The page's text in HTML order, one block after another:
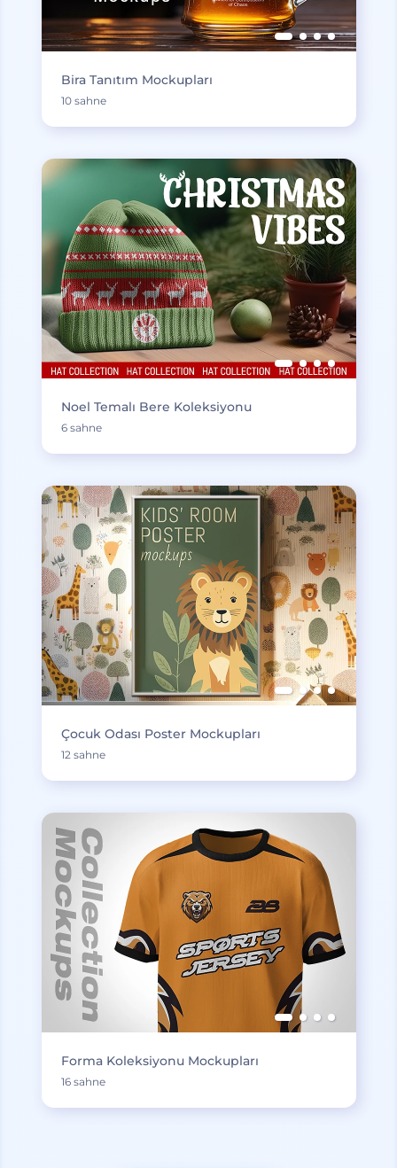
Bira Tanıtım Mockupları
10 sahne
Noel Temalı Bere Koleksiyonu
6 sahne
Çocuk Odası Poster Mockupları
12 sahne
Forma Koleksiyonu Mockupları
16 sahne